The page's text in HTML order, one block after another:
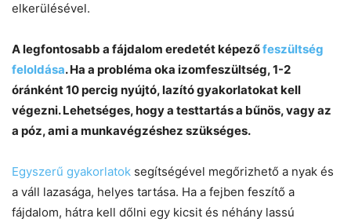
elkerülésével.
A legfontosabb a fájdalom eredetét képezőfeszültség
feloldása. Ha a probléma oka izomfeszültség, 1-2
óránként 10 percig nyújtó, lazító gyakorlatokat kell
végezni. Lehetséges, hogy a testtartás a bűnös, vagy az
a póz, ami a munkavégzéshez szükséges.
Egyszerű gyakorlatok segítségével megőrizhető a nyak és
a váll lazasága, helyes tartása. Ha a fejben feszítő a
fájdalom, hátra kell dőlni egy kicsit és néhány lassú